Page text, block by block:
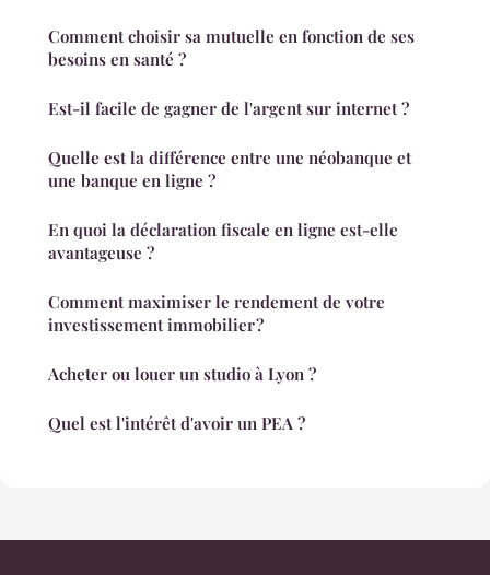
Comment choisir sa mutuelle en fonction de ses
besoins en santé ?
Est-il facile de gagner de l'argent sur internet ?
Quelle est la différence entre une néobanque et
une banque en ligne ?
En quoi la déclaration fiscale en ligne est-elle
avantageuse ?
Comment maximiser le rendement de votre
investissement immobilier ?
Acheter ou louer un studio à Lyon ?
Quel est l'intérêt d'avoir un PEA ?